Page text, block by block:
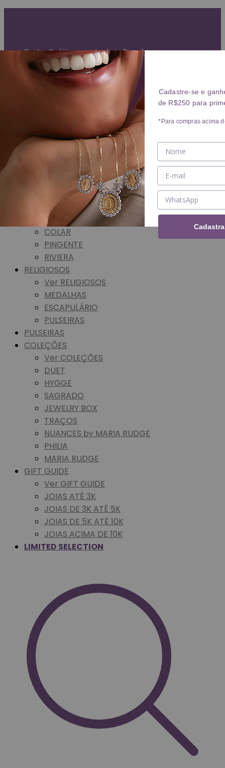
Frete Grátis para todo o Brasil
ALIANÇA
BRINCOS
Ver BRINCOS
ARGOLA
PIERCING
COLARES
Ver COLARES
COLAR
PINGENTE
RIVIERA
RELIGIOSOS
Ver RELIGIOSOS
MEDALHAS
ESCAPULÁRIO
PULSEIRAS
PULSEIRAS
COLEÇÕES
Ver COLEÇÕES
DUET
HYGGE
SAGRADO
JEWELRY BOX
TRAÇOS
NUANCES by MARIA RUDGE
PHILIA
MARIA RUDGE
GIFT GUIDE
Ver GIFT GUIDE
JOIAS ATÉ 3K
JOIAS DE 3K ATÉ 5K
JOIAS DE 5K ATÉ 10K
JOIAS ACIMA DE 10K
LIMITED SELECTION
Cadastre-se e
de R$250 para
*Para compras acima